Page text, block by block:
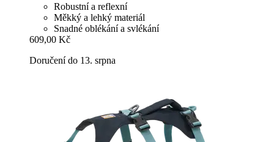
Robustní a reflexní
Měkký a lehký materiál
Snadné oblékání a svlékání
609,00 Kč
Doručení do 13. srpna